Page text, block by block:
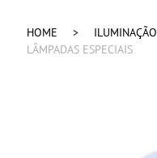
HOME ILUMINAÇÃO
LÂMPADAS ESPECIAIS